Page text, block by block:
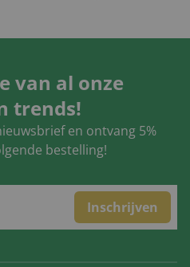
van al onze
trends!
en ontvang 5%
bestelling!
Inschrijven